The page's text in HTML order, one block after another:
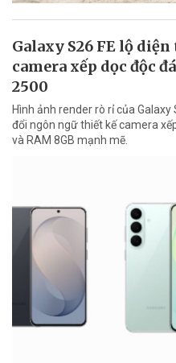
Galaxy S26 FE lộ
camera xếp dọc độc
2500
Hình ảnh render rò rỉ của
đổi ngôn ngữ thiết kế camera
và RAM 8GB mạnh mẽ.